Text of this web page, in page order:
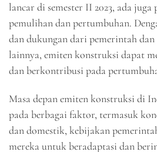
lancar di semester II 2023, ada
pemulihan dan pertumbuhan.
dan dukungan dari pemerintah
lainnya, emiten konstruksi dapat
dan berkontribusi pada
Masa depan emiten konstruksi di
pada berbagai faktor, termasuk
dan domestik, kebijakan
mereka untuk beradaptasi dan